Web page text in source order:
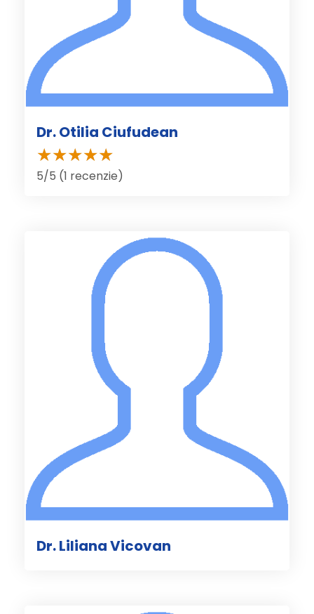
Dr. Otilia Ciufudean
5/5 (1 recenzie)
Dr. Liliana Vicovan